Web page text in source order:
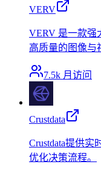
VERV
VERV 是一款强
高质量的图像与
7.5k 月访问
Crustdata
Crustdata提供实
优化决策流程。